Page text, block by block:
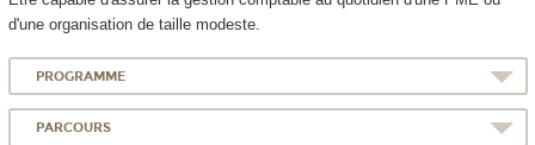
d'une organisation de taille modeste.
PROGRAMME
PARCOURS